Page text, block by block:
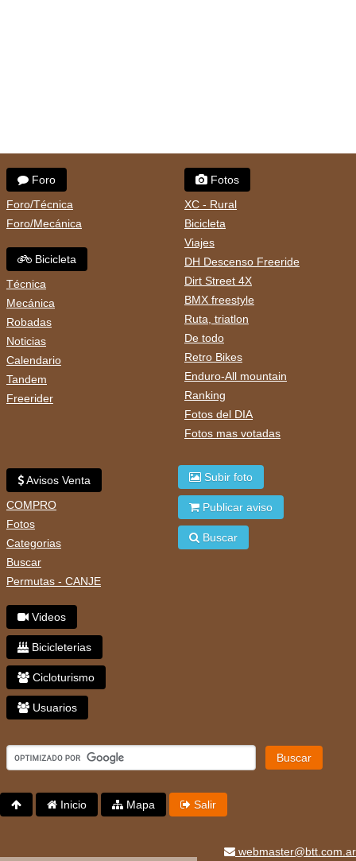
Foro
Foro/Técnica
Foro/Mecánica
Bicicleta
Técnica
Mecánica
Robadas
Noticias
Calendario
Tandem
Freerider
Fotos
XC - Rural
Bicicleta
Viajes
DH Descenso Freeride
Dirt Street 4X
BMX freestyle
Ruta, triatlon
De todo
Retro Bikes
Enduro-All mountain
Ranking
Fotos del DIA
Fotos mas votadas
Avisos Venta
COMPRO
Fotos
Categorias
Buscar
Permutas - CANJE
Videos
Bicicleterias
Cicloturismo
Usuarios
Subir foto
Publicar aviso
Buscar
Buscar
Inicio Mapa Salir
webmaster@btt.com.ar